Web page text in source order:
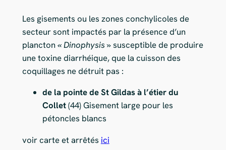
Les gisements ou les zones conchylicoles de
secteur sont impactés par la présence d’un
plancton « Dinophysis »susceptible de produire
une toxine diarrhéique, que la cuisson des
coquillages ne détruit pas :
de la pointe de St Gildas à l’étier du
Collet(44) Gisement large pour les
pétoncles blancs
voir carte et arrêtés ici